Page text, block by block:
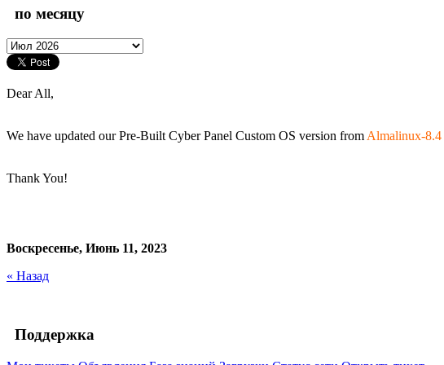
по месяцу
Dear All,
We have updated our Pre-Built Cyber Panel Custom OS version from Almalinux-8.4
Thank You!
Воскресенье, Июнь 11, 2023
« Назад
Поддержка